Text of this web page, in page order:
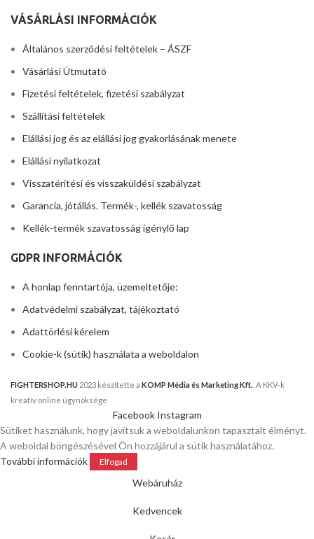
VÁSÁRLÁSI INFORMÁCIÓK
Általános szerződési feltételek – ÁSZF
Vásárlási Útmutató
Fizetési feltételek, fizetési szabályzat
Szállítási feltételek
Elállási jog és az elállási jog gyakorlásának menete
Elállási nyilatkozat
Visszatérítési és visszaküldési szabályzat
Garancia, jótállás. Termék-, kellék szavatosság
Kellék-termék szavatosság igénylő lap
GDPR INFORMÁCIÓK
A honlap fenntartója, üzemeltetője:
Adatvédelmi szabályzat, tájékoztató
Adattörlési kérelem
Cookie-k (sütik) használata a weboldalon
FIGHTERSHOP.HU 2023 készítette a KOMP Média és Marketing Kft. . A KKV-k
kreatív online ügynöksége
Facebook Instagram
Sütiket használunk, hogy javítsuk a weboldalunkon tapasztalt élményt.
A weboldal böngészésével Ön hozzájárul a sütik használatához.
További információk
Elfogad
Webáruház
Kedvencek